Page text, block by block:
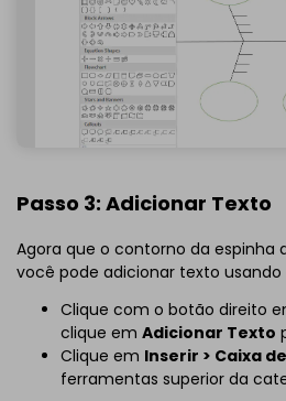
Passo 3: Adicionar Texto
Agora que o contorno da espinha
você pode adicionar texto
Clique com o botão direito
clique em Adicionar Texto
Clique em Inserir > Caixa
ferramentas superior da